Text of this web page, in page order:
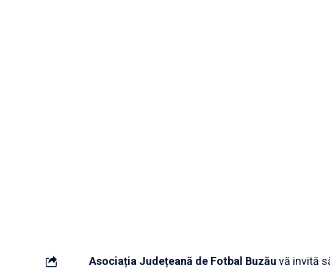
Asociația Județeană de Fotbal Buzău vă invită